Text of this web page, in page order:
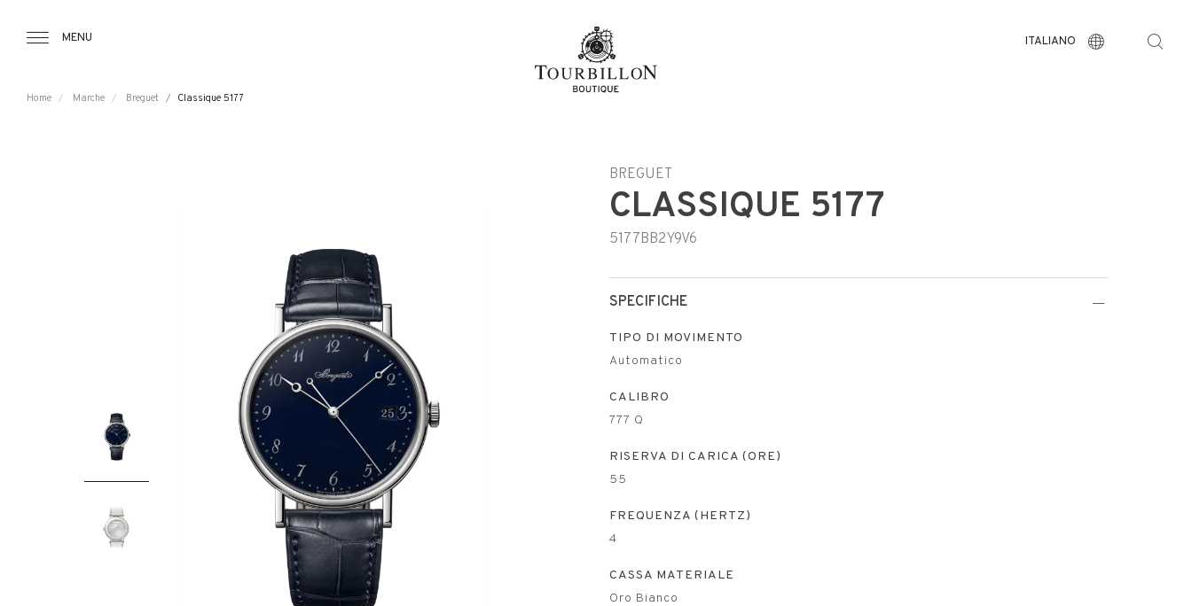
MENU ITALIANO
Home Marche Breguet Classique 5177
BREGUET
CLASSIQUE 5177
5177BB2Y9V6
SPECIFICHE
TIPO DI MOVIMENTO
Automatico
CALIBRO
777 Q
RISERVA DI CARICA (ORE)
55
FREQUENZA (HERTZ)
4
CASSA MATERIALE
Oro Bianco